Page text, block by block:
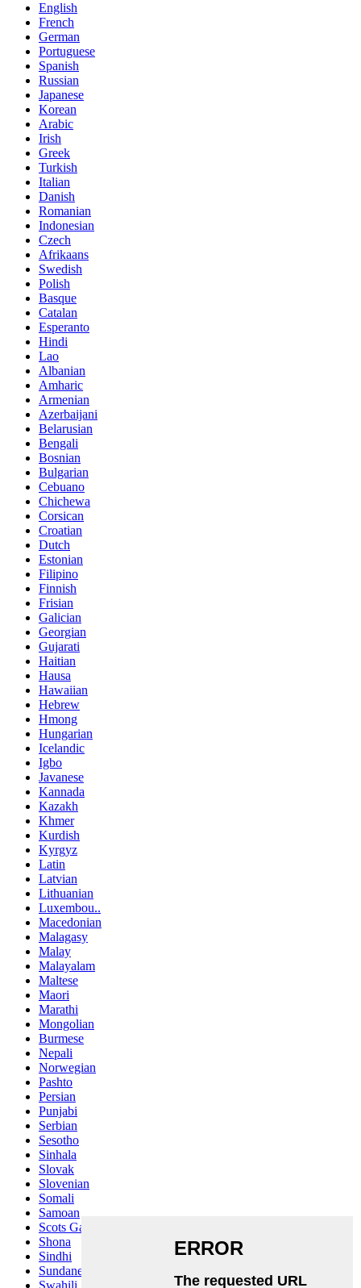
English
French
German
Portuguese
Spanish
Russian
Japanese
Korean
Arabic
Irish
Greek
Turkish
Italian
Danish
Romanian
Indonesian
Czech
Afrikaans
Swedish
Polish
Basque
Catalan
Esperanto
Hindi
Lao
Albanian
Amharic
Armenian
Azerbaijani
Belarusian
Bengali
Bosnian
Bulgarian
Cebuano
Chichewa
Corsican
Croatian
Dutch
Estonian
Filipino
Finnish
Frisian
Galician
Georgian
Gujarati
Haitian
Hausa
Hawaiian
Hebrew
Hmong
Hungarian
Icelandic
Igbo
Javanese
Kannada
Kazakh
Khmer
Kurdish
Kyrgyz
Latin
Latvian
Lithuanian
Luxembou..
Macedonian
Malagasy
Malay
Malayalam
Maltese
Maori
Marathi
Mongolian
Burmese
Nepali
Norwegian
Pashto
Persian
Punjabi
Serbian
Sesotho
Sinhala
Slovak
Slovenian
Somali
Samoan
Scots Gaelic
Shona
Sindhi
Sundanese